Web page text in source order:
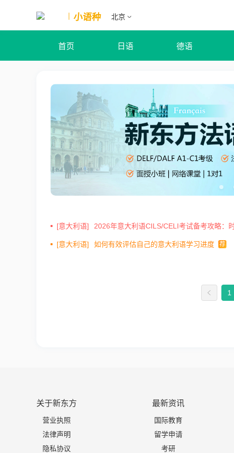
小语种 北京
首页 日语 德语
[意大利语] 2026年意大利语CILS/CELI考试备考攻略：
[意大利语] 如何有效评估自己的意大利语学习进度 荐
1
关于新东方
营业执照
法律声明
隐私协议
最新资讯
国际教育
留学申请
考研